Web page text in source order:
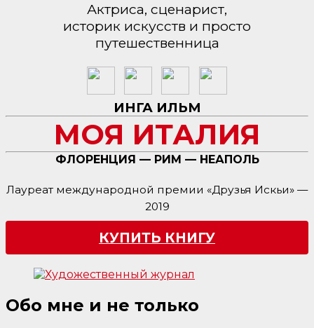
Актриса, сценарист,
историк искусств и просто
путешественница
ИНГА ИЛЬМ
МОЯ ИТАЛИЯ
ФЛОРЕНЦИЯ — РИМ — НЕАПОЛЬ
Лауреат международной премии «Друзья Искьи» —
2019
КУПИТЬ КНИГУ
Обо мне и не только